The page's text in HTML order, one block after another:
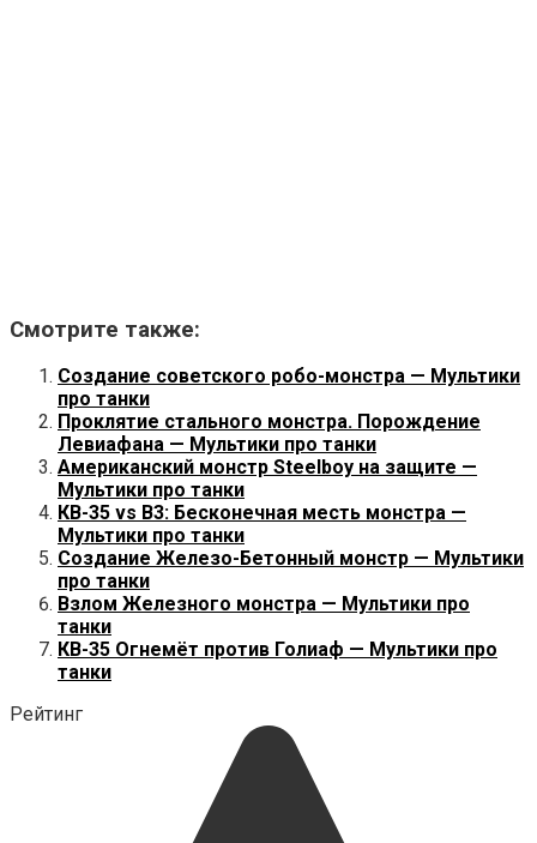
Смотрите также:
Создание советского робо-монстра — Мультики
про танки
Проклятие стального монстра. Порождение
Левиафана — Мультики про танки
Американский монстр Steelboy на защите —
Мультики про танки
КВ-35 vs B3: Бесконечная месть монстра —
Мультики про танки
Создание Железо-Бетонный монстр — Мультики
про танки
Взлом Железного монстра — Мультики про
танки
КВ-35 Огнемёт против Голиаф — Мультики про
танки
Рейтинг